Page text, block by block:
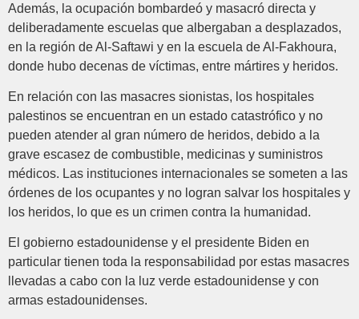
Además, la ocupación bombardeó y masacró directa y
deliberadamente escuelas que albergaban a desplazados,
en la región de Al-Saftawi y en la escuela de Al-Fakhoura,
donde hubo decenas de víctimas, entre mártires y heridos.
En relación con las masacres sionistas, los hospitales
palestinos se encuentran en un estado catastrófico y no
pueden atender al gran número de heridos, debido a la
grave escasez de combustible, medicinas y suministros
médicos. Las instituciones internacionales se someten a las
órdenes de los ocupantes y no logran salvar los hospitales y
los heridos, lo que es un crimen contra la humanidad.
El gobierno estadounidense y el presidente Biden en
particular tienen toda la responsabilidad por estas masacres
llevadas a cabo con la luz verde estadounidense y con
armas estadounidenses.